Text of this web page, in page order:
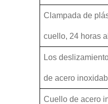
Clampada de
cuello, 24 horas
Los
de acero
Cuello de acero